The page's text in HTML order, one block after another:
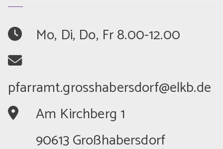
	Mo, Di, Do, Fr 8.00-12.00
	Am Kirchberg 1
	90613 Großhabersdorf